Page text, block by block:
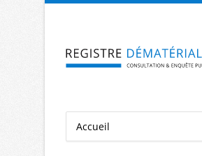
Aller à la navigation Aller au contenu